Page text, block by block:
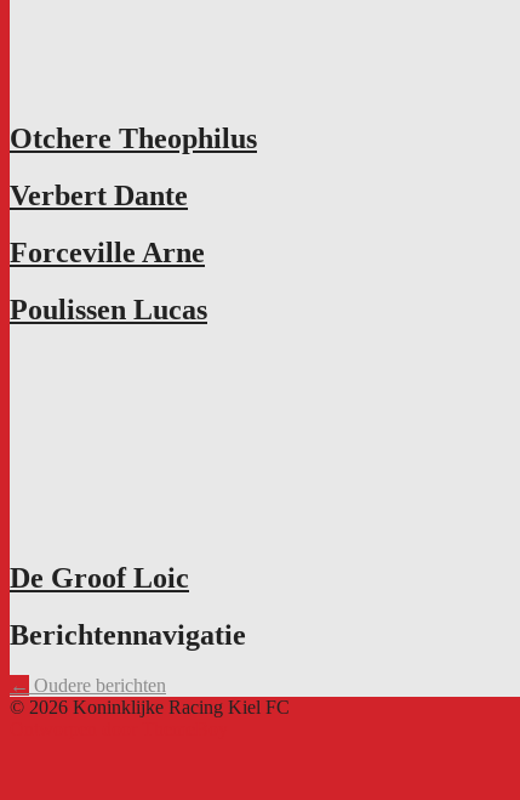
Otchere Theophilus
Verbert Dante
Forceville Arne
Poulissen Lucas
De Groof Loic
Berichtennavigatie
← Oudere berichten
© 2026 Koninklijke Racing Kiel FC